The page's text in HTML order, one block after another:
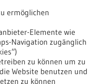
ermöglichen
Elemente wie
Navigation zugänglich
zu können um zu
Website benutzen und
zu können